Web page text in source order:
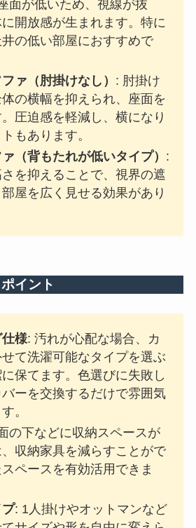
面が低いため、視線が抜
開放感が生まれます。特に
の低い部屋におすすめで
ァ（肘掛けなし） : 肘掛け
の横幅を抑えられ、座面を
圧迫感を軽減し、横になり
もあります。
（背もたれが低いタイプ） :
を抑えることで、視界の遮
屋を広く見せる効果があり
イント
様: 汚れが心配な場合、カ
て洗濯可能なタイプを選ぶ
保てます。色選びに失敗し
ーを交換するだけで雰囲気
。
の下などに収納スペースが
収納家具を減らすことがで
ペースを有効活用できま
: 1人掛けやオットマンなど